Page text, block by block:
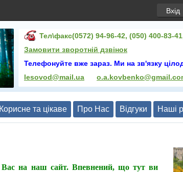
Вхід
Тел\факс(0572) 94-96-42, (050) 400-83-
Замовити зворотній дзвінок
Телефонуйте вже зараз. Ми на зв'язку
lesovod@mail.ua
Корисне та цікаве Про Нас Відгуки Нашi
Вас на наш сайт. Впевнений, що тут ви